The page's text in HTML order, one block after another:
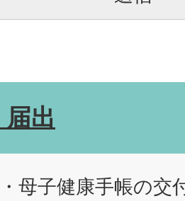
出
母子健康手帳の交